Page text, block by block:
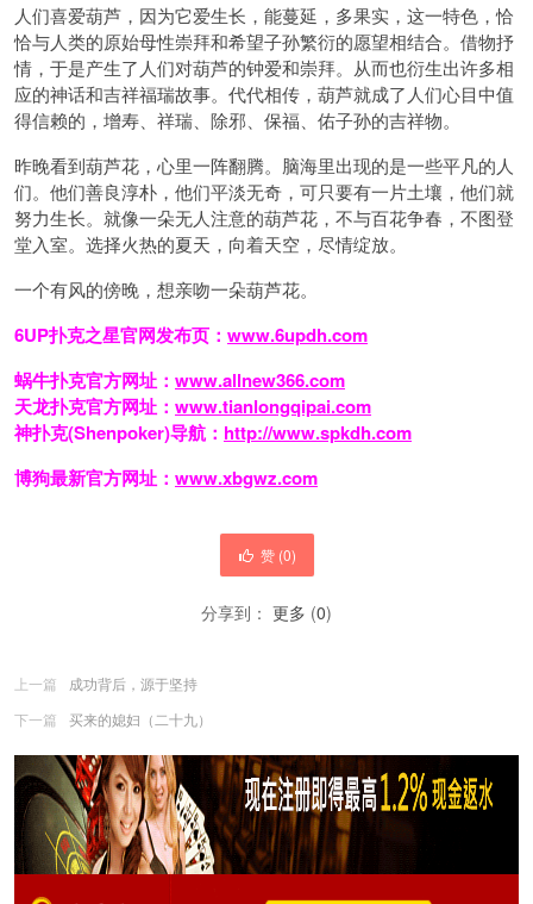
人们喜爱葫芦，因为它爱生长，能蔓延，多果实，这一特色，恰
恰与人类的原始母性崇拜和希望子孙繁衍的愿望相结合。借物抒
情，于是产生了人们对葫芦的钟爱和崇拜。从而也衍生出许多相
应的神话和吉祥福瑞故事。代代相传，葫芦就成了人们心目中值
得信赖的，增寿、祥瑞、除邪、保福、佑子孙的吉祥物。
昨晚看到葫芦花，心里一阵翻腾。脑海里出现的是一些平凡的人
们。他们善良淳朴，他们平淡无奇，可只要有一片土壤，他们就
努力生长。就像一朵无人注意的葫芦花，不与百花争春，不图登
堂入室。选择火热的夏天，向着天空，尽情绽放。
一个有风的傍晚，想亲吻一朵葫芦花。
6UP扑克之星官网发布页： www.6updh.com
蜗牛扑克官方网址： www.allnew366.com
天龙扑克官方网址： www.tianlongqipai.com
神扑克(Shenpoker)导航： http://www.spkdh.com
博狗最新官方网址： www.xbgwz.com
赞 (0)
分享到： 更多 (0)
上一篇
成功背后，源于坚持
下一篇
买来的媳妇（二十九）